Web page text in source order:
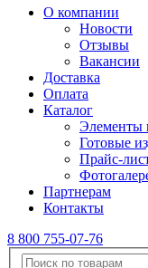
О компании
Новости
Отзывы
Вакансии
Доставка
Оплата
Каталог
Элементы
Готовые
Прайс-
Партнерам
Контакты
8 800 755-07-76